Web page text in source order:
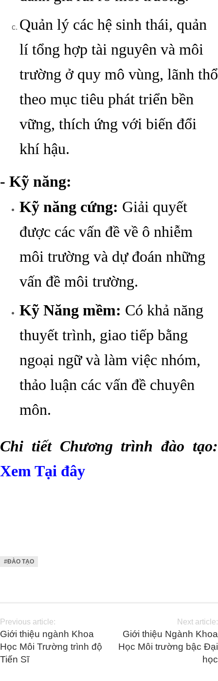
Quản lý các hệ sinh thái, quản
lí tổng hợp tài nguyên và môi
trường ở quy mô vùng, lãnh thổ
theo mục tiêu phát triển bền
vững, thích ứng với biến đổi
khí hậu.
- Kỹ năng:
Kỹ năng cứng: Giải quyết
được các vấn đề về ô nhiễm
môi trường và dự đoán những
vấn đề môi trường.
Kỹ Năng mềm: Có khả năng
thuyết trình, giao tiếp bằng
ngoại ngữ và làm việc nhóm,
thảo luận các vấn đề chuyên
môn.
Chi tiết Chương trình đào tạo:
Xem Tại đây
#ĐÀO TẠO
Previous article:
Giới thiệu ngành Khoa
Học Môi Trường trình độ
Tiến Sĩ
Next article:
Giới thiệu Ngành Khoa
Học Môi trường bậc Đại
học